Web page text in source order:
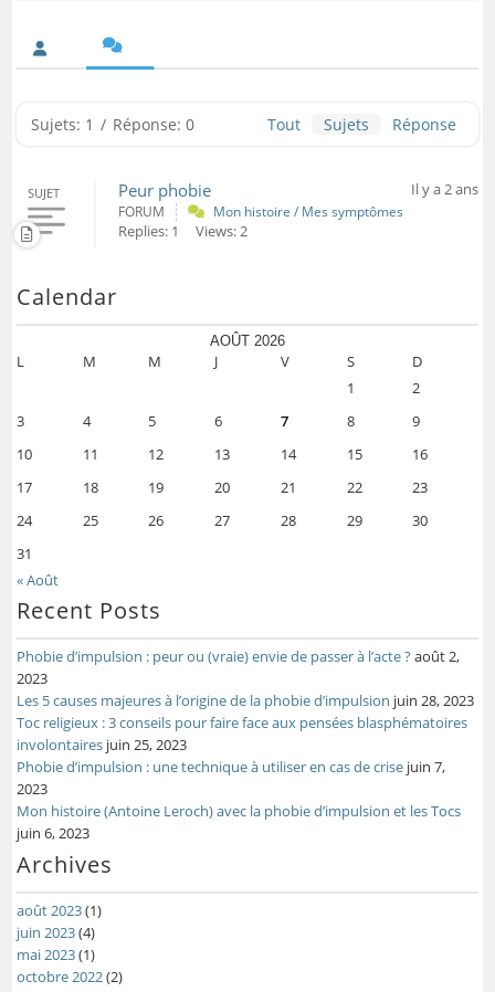
Sujets: 1 / Réponse: 0 Tout Sujets Réponse
SUJET Peur phobie Il y a 2 ans
FORUM Mon histoire / Mes symptômes
Replies: 1 Views: 2
Calendar
AOÛT 2026
L M M J V S
D
1
2
3
4 5 6 7 8
9
10
11 12 13 14 15
16
17
18 19 20 21 22
23
24
25 26 27 28 29
30
31
« Août
Recent Posts
Phobie d’impulsion : peur ou (vraie) envie de passer à l’acte ?août 2,
2023
Les 5 causes majeures à l’origine de la phobie d’impulsion juin 28, 2023
Toc religieux : 3 conseils pour faire face aux pensées blasphématoires
involontaires juin 25, 2023
Phobie d’impulsion : une technique à utiliser en cas de crise juin 7,
2023
Mon histoire (Antoine Leroch) avec la phobie d’impulsion et les Tocs
juin 6, 2023
Archives
août 2023(1)
juin 2023(4)
mai 2023(1)
octobre 2022(2)